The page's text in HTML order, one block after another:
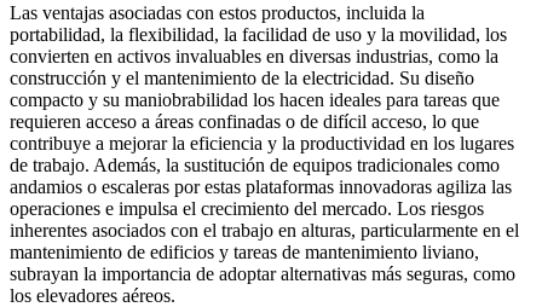
Las ventajas asociadas con estos productos, incluida la
portabilidad, la flexibilidad, la facilidad de uso y la movilidad, los
convierten en activos invaluables en diversas industrias, como la
construcción y el mantenimiento de la electricidad. Su diseño
compacto y su maniobrabilidad los hacen ideales para tareas que
requieren acceso a áreas confinadas o de difícil acceso, lo que
contribuye a mejorar la eficiencia y la productividad en los lugares
de trabajo. Además, la sustitución de equipos tradicionales como
andamios o escaleras por estas plataformas innovadoras agiliza las
operaciones e impulsa el crecimiento del mercado. Los riesgos
inherentes asociados con el trabajo en alturas, particularmente en el
mantenimiento de edificios y tareas de mantenimiento liviano,
subrayan la importancia de adoptar alternativas más seguras, como
los elevadores aéreos.